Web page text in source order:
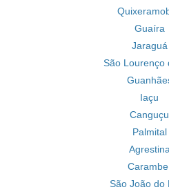
Guaíra
Jaraguá
São Lourenço
Iaçu
Canguçu
Palmital
Agrestina
São João do